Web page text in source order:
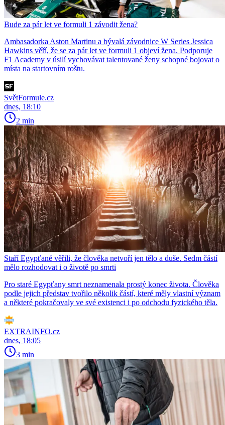
Bude za pár let ve formuli 1 závodit žena?
Ambasadorka Aston Martinu a bývalá závodnice W Series Jessica
Hawkins věří, že se za pár let ve formuli 1 objeví žena. Podporuje
F1 Academy v úsilí vychovávat talentované ženy schopné bojovat o
místa na startovním roštu.
SvětFormule.cz
dnes, 18:10
2 min
Staří Egypťané věřili, že člověka netvoří jen tělo a duše. Sedm částí
mělo rozhodovat i o životě po smrti
Pro staré Egypťany smrt neznamenala prostý konec života. Člověka
podle jejich představ tvořilo několik částí, které měly vlastní význam
a některé pokračovaly ve své existenci i po odchodu fyzického těla.
EXTRAINFO.cz
dnes, 18:05
3 min